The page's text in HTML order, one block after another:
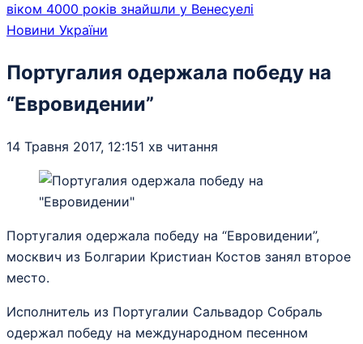
віком 4000 років знайшли у Венесуелі
Новини України
Португалия одержала победу на
“Евровидении”
14 Травня 2017, 12:151 хв читання
Португалия одержала победу на “Евровидении”,
москвич из Болгарии Кристиан Костов занял второе
место.
Исполнитель из Португалии Сальвадор Собраль
одержал победу на международном песенном